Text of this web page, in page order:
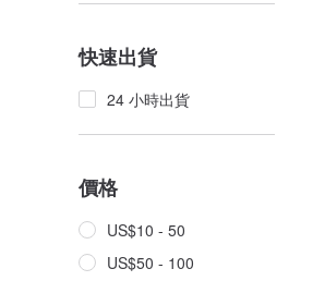
快速出貨
24 小時出貨
價格
US$10 - 50
US$50 - 100